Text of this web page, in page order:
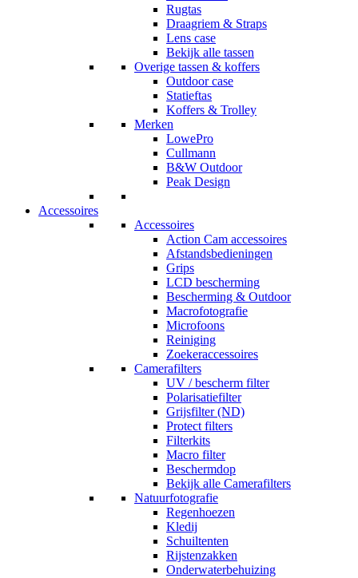
Rugtas
Draagriem & Straps
Lens case
Bekijk alle tassen
Overige tassen & koffers
Outdoor case
Statieftas
Koffers & Trolley
Merken
LowePro
Cullmann
B&W Outdoor
Peak Design
Accessoires
Accessoires
Action Cam accessoires
Afstandsbedieningen
Grips
LCD bescherming
Bescherming & Outdoor
Macrofotografie
Microfoons
Reiniging
Zoekeraccessoires
Camerafilters
UV / bescherm filter
Polarisatiefilter
Grijsfilter (ND)
Protect filters
Filterkits
Macro filter
Beschermdop
Bekijk alle Camerafilters
Natuurfotografie
Regenhoezen
Kledij
Schuiltenten
Rijstenzakken
Onderwaterbehuizing